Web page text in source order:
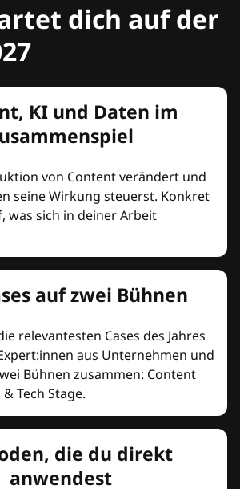
dich auf der
KI und Daten im
von Content verändert und
seine Wirkung steuerst. Konkret
was sich in deiner Arbeit
auf zwei Bühnen
relevantesten Cases des Jahres
aus Unternehmen und
Bühnen zusammen: Content
Tech Stage.
die du direkt
anwendest